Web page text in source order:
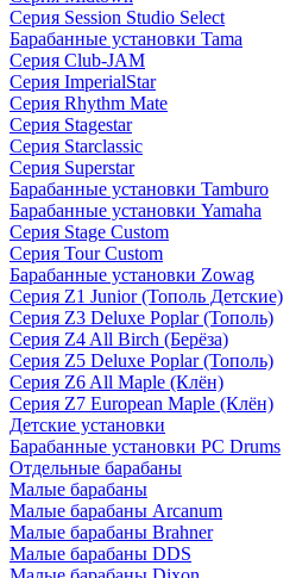
Серия Session Studio Select
Барабанные установки Tama
Серия Club-JAM
Серия ImperialStar
Серия Rhythm Mate
Серия Stagestar
Серия Starclassic
Серия Superstar
Барабанные установки Tamburo
Барабанные установки Yamaha
Серия Stage Custom
Серия Tour Custom
Барабанные установки Zowag
Серия Z1 Junior (Тополь Детские)
Серия Z3 Deluxe Poplar (Тополь)
Серия Z4 All Birch (Берёза)
Серия Z5 Deluxe Poplar (Тополь)
Серия Z6 All Maple (Клён)
Серия Z7 European Maple (Клён)
Детские установки
Барабанные установки PC Drums
Отдельные барабаны
Малые барабаны
Малые барабаны Arcanum
Малые барабаны Brahner
Малые барабаны DDS